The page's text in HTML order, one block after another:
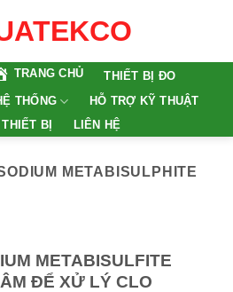
TRANG CHỦ
THIẾT BỊ ĐO
THỐNG
HỖ TRỢ KỸ THUẬT
BỊ
LIÊN HỆ
METABISULPHITE
METABISULFITE
ĐỂ XỬ LÝ CLO